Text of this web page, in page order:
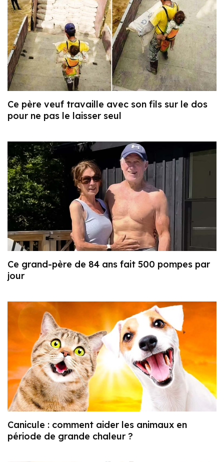
Ce père veuf travaille avec son fils sur le dos
pour ne pas le laisser seul
Ce grand-père de 84 ans fait 500 pompes par
jour
Canicule : comment aider les animaux en
période de grande chaleur ?